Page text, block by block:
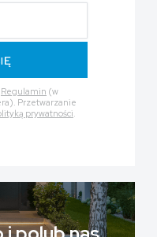
Regulamin (w
Przetwarzanie
prywatności.